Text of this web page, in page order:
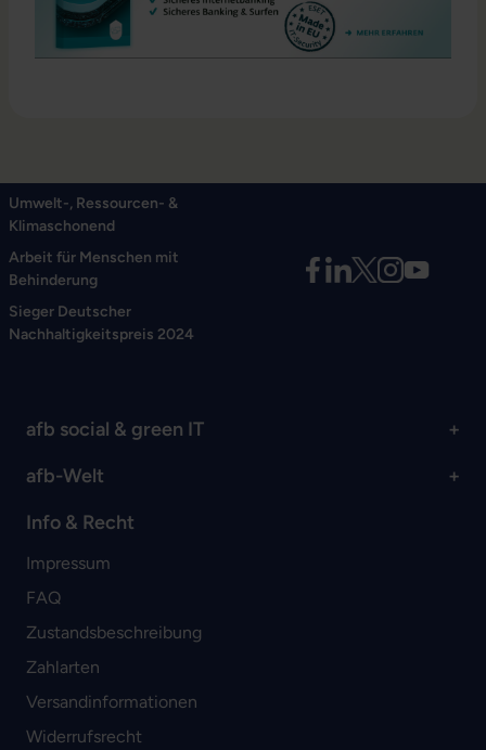
Umwelt-, Ressourcen- &
Klimaschonend
Arbeit für Menschen mit
Behinderung
Sieger Deutscher
Nachhaltigkeitspreis 2024
afb social & green IT
afb-Welt
Info & Recht
Impressum
FAQ
Zustandsbeschreibung
Zahlarten
Versandinformationen
Widerrufsrecht